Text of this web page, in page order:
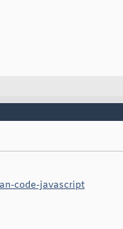
code-javascript